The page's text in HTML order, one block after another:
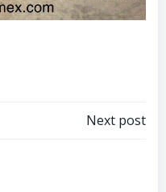
Navegación
Next post